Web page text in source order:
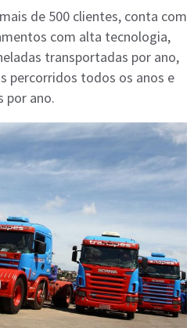
de 500 clientes, conta com
com alta tecnologia,
transportadas por ano,
percorridos todos os anos e
por ano.